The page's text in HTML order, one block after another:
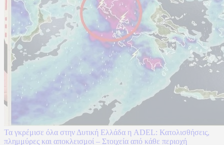
Τα γκρέμισε όλα στην Δυτική Ελλάδα η ADEL: Κατολισθήσεις,
πλημμύρες και αποκλεισμοί – Στοιχεία από κάθε περιοχή